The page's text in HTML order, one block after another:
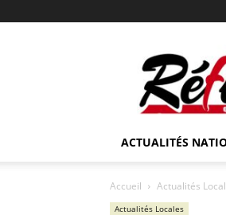
ACTUALITÉS
Accueil Actualités
Actualités Locales